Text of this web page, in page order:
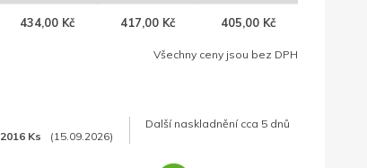
434,00 Kč 417,00 Kč 405,00 Kč
Všechny ceny jsou bez DPH
2016 Ks (15.09.2026)
Další naskladnění cca 5 dnů